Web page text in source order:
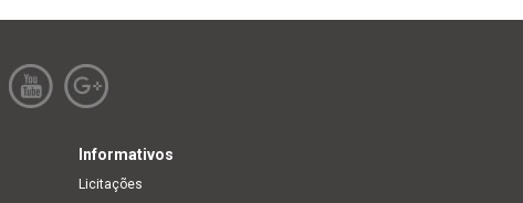
Informativos
Licitações